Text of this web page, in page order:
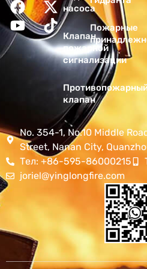
насоса
Клапан
пожарной
сигнализации
клапан
Пожарные
No. 354-1, No.10 Middle
Street, Nanan City,
Тел: +86-595-86000215
joriel@yinglongfire.com